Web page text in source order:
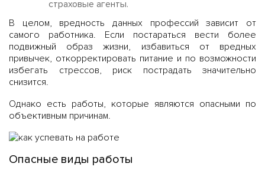
страховые агенты.
В целом, вредность данных профессий зависит от
самого работника. Если постараться вести более
подвижный образ жизни, избавиться от вредных
привычек, откорректировать питание и по возможности
избегать стрессов, риск пострадать значительно
снизится.
Однако есть работы, которые являются опасными по
объективным причинам.
Опасные виды работы